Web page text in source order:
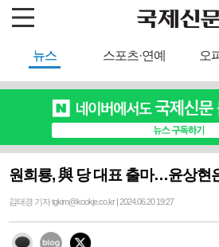
뉴스 스포츠·연예 오
원희룡, 與 당 대표 출마…윤상현
김태경 기자 tgkim@kookje.co.kr | 2024.06.20 19:27